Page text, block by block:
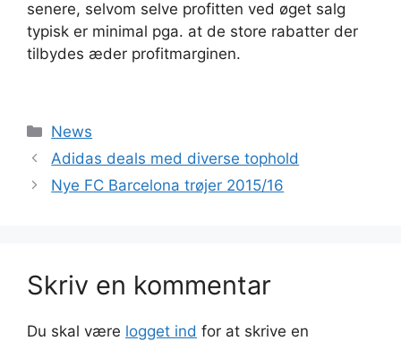
senere, selvom selve profitten ved øget salg
typisk er minimal pga. at de store rabatter der
tilbydes æder profitmarginen.
Kategorier
News
Adidas deals med diverse tophold
Nye FC Barcelona trøjer 2015/16
Skriv en kommentar
Du skal være logget ind for at skrive en